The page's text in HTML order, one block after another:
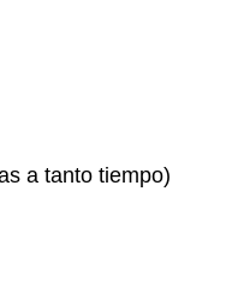
a tanto tiempo)